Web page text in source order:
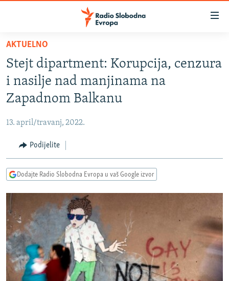
Pređite
glavni
sadržaj
Pređite
na
glavnu
navigaciju
Pređite
na
pretragu
BOSNA I HERCEGOVINA
SRBIJA
CRNA GORA
VIZUELNO
INFOGRAFIKE
RAT U UKRAJINI
KINA NA BALKANU
RSE PRIČE IZ SVIJETA
ISPRIČAJ MI
DNEVNO@RSE
SPECIJALI RSE
AKTUELNO
Stejt dipartment: Korupcija, cenzura
i nasilje nad manjinama na
Zapadnom Balkanu
13. april/travanj, 2022.
Podijelite
Dodajte Radio Slobodna Evropa u vaš Google izvor